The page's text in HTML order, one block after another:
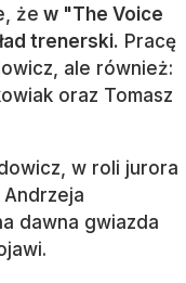
że w "The Voice
trenerski. Pracę
ale również:
oraz Tomasz
w roli jurora
dawna gwiazda